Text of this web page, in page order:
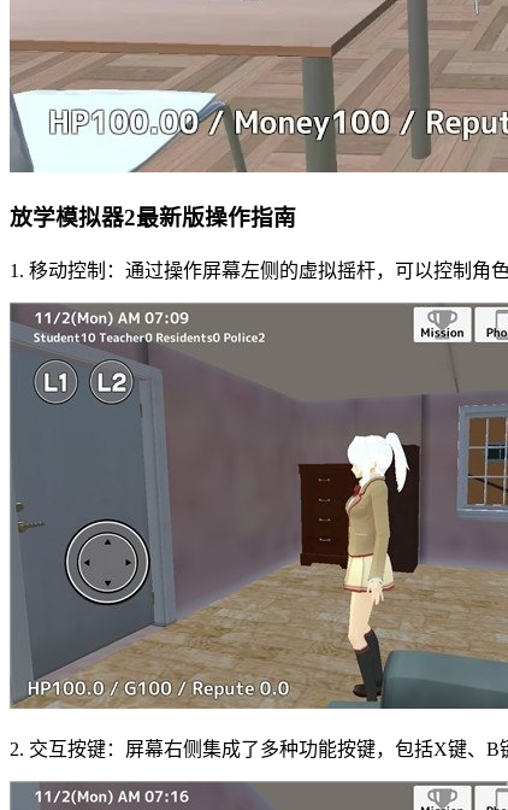
放学模拟器2最新版操作指南
1. 移动控制：通过操作屏幕左侧的虚拟摇杆，可以控制角
2. 交互按键：屏幕右侧集成了多种功能按键，包括X键、